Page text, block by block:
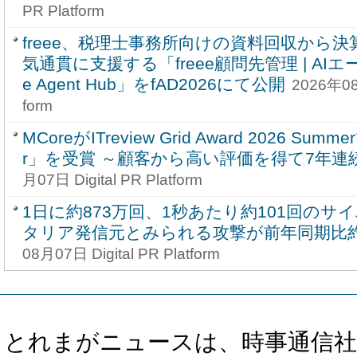
PR Platform
freee、税理士事務所向けの資料回収から決
気通貫に支援する「freee顧問先管理 | AIエ
e Agent Hub」をfAD2026にて公開 2026年
form
MCoreがITreview Grid Award 2026
r」を受賞 ～顧客から高い評価を得て7年連
月07日 Digital PR Platform
1日に約873万回、1秒あたり約101回のサ
タリア発信元とみられる攻撃が前年同期比
08月07日 Digital PR Platform
とれまがニュースは、時事通信